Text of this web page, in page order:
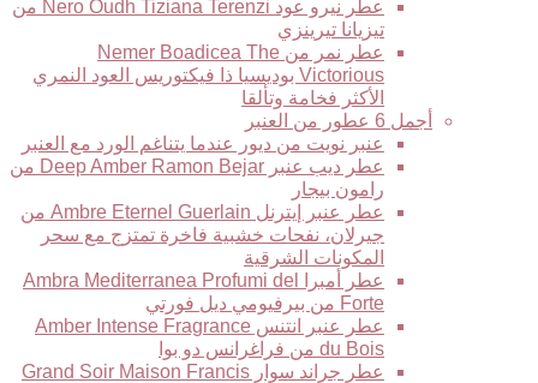
عطر نيرو عود Nero Oudh Tiziana Terenzi من
تيزيانا تيرينزي
عطر نمر من Nemer Boadicea The
Victorious بوديسيا ذا فيكتوريس العود النمري
الأكثر فخامة وتألقا
أجمل 6 عطور من العنبر
عنبر نويت من ديور عندما يتناغم الورد مع العنبر
عطر ديب عنبر Deep Amber Ramon Bejar من
رامون بيجار
عطر عنبر إيترنل Ambre Eternel Guerlain من
جيرلان، نفحات خشبية فاخرة تمتزج مع سحر
المكونات الشرقية
عطر أمبرا Ambra Mediterranea Profumi del
Forte من بيرفيومي ديل فورتي
عطر عنبر انتنس Amber Intense Fragrance
du Bois من فراغرانس دو بوا
عطر جراند سوار Grand Soir Maison Francis